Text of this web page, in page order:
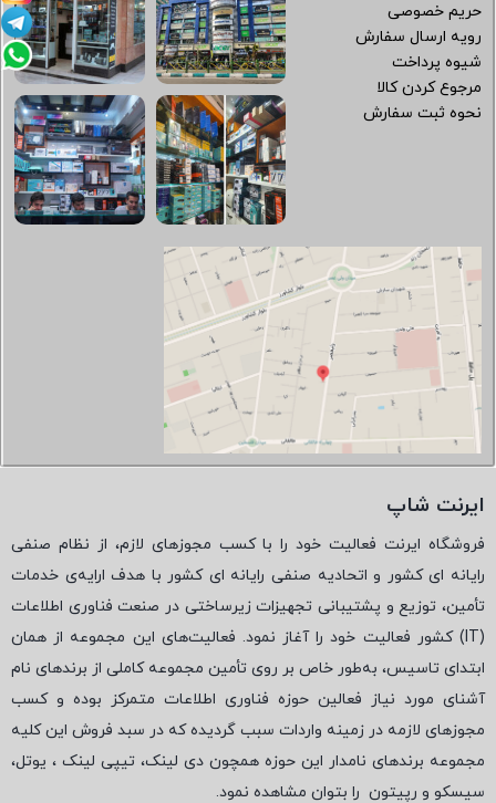
حریم خصوصی
رویه ارسال سفارش
شیوه پرداخت
مرجوع کردن کالا
نحوه ثبت سفارش
ایرنت شاپ
فروشگاه ایرنت فعالیت خود را با کسب مجوزهای لازم، از نظام صنفی
رایانه ای کشور و اتحادیه صنفی رایانه ای کشور با هدف ارایه‌ی خدمات
تأمین، توزیع و پشتیبانی تجهیزات زیرساختی در صنعت فناوری اطلاعات
(
IT) کشور فعالیت خود را آغاز نمود. فعالیت‌های این مجموعه از همان
ابتدای تاسیس، به‌طور خاص بر روی تأمین مجموعه کاملی از برندهای نام
آشنای مورد نیاز فعالین حوزه فناوری اطلاعات متمرکز بوده و کسب
مجوزهای لازمه در زمینه واردات سبب گردیده که در سبد فروش این کلیه
مجموعه برندهای نامدار این حوزه همچون دی لینک، تیپی لینک ، یوتل،
سیسکو و رپیتون را بتوان مشاهده نمود.